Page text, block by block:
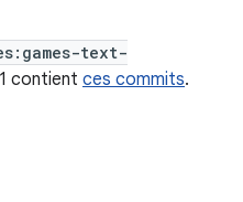
text-
contient ces commits.